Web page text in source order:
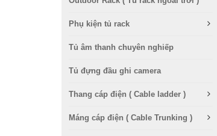
Phụ kiện tủ rack
Tủ âm thanh chuyên nghiếp
Tủ đựng đầu ghi camera
Thang cáp điện ( Cable ladder )
Máng cáp điện ( Cable Trunking )